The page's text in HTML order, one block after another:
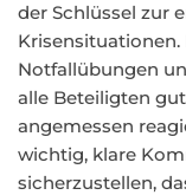
der Schlüssel zur
Notfallübungen
alle Beteiligten
angemessen
wichtig, klare
sicherzustellen,